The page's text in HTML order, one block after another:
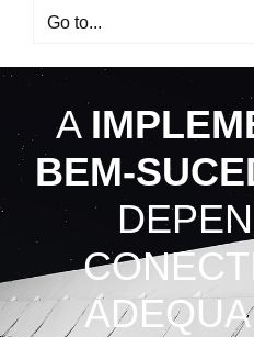
Go to...
A
BEM-